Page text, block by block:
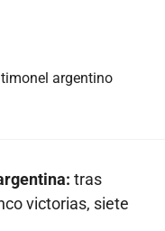
argentino
tras
victorias, siete